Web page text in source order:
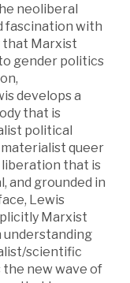
neoliberal
fascination with
that Marxist
gender politics
develops a
that is
political
materialist queer
liberation that is
and grounded in
Lewis
Marxist
understanding
scientific
the new wave of